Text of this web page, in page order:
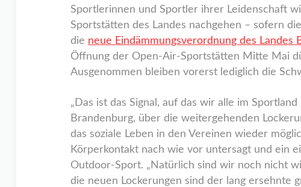
Sportlerinnen und Sportler ihrer Leidenschaft
Sportstätten des Landes nachgehen – sofern
die neue Eindämmungsverordnung des Landes
Öffnung der Open-Air-Sportstätten Mitte Mai
Ausgenommen bleiben vorerst lediglich die
„Das ist das Signal, auf das wir alle im
Brandenburg, über die weitergehenden
das soziale Leben in den Vereinen wieder
Körperkontakt nach wie vor untersagt und ein
Outdoor-Sport. „Natürlich sind wir noch nicht
die neuen Lockerungen sind der lang ersehnte